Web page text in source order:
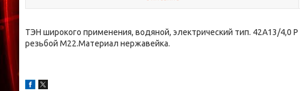
ТЭН широкого применения, водяной, электрический тип. 42A13/
резьбой M22.Материал нержавейка.